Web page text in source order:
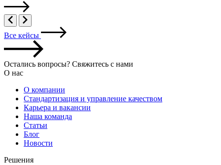
Все кейсы
Остались вопросы? Свяжитесь с нами
О нас
О компании
Стандартизация и управление качеством
Карьера и вакансии
Наша команда
Статьи
Блог
Новости
Решения